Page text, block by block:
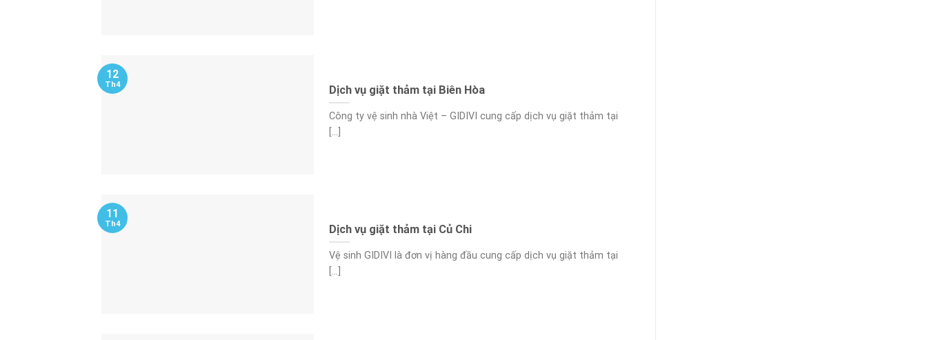
Dịch vụ giặt thảm tại Biên Hòa
Công ty vệ sinh nhà Việt – GIDIVI cung cấp dịch vụ giặt thảm tại
[...]
12
Th4
Dịch vụ giặt thảm tại Củ Chi
Vệ sinh GIDIVI là đơn vị hàng đầu cung cấp dịch vụ giặt thảm tại
[...]
11
Th4